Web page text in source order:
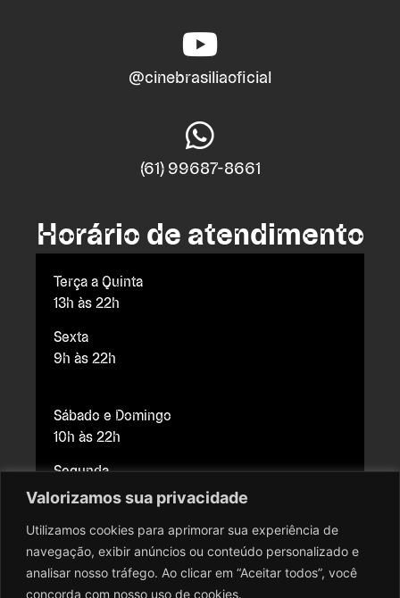
Valorizamos sua privacidade
Utilizamos cookies para aprimorar sua experiência de
navegação, exibir anúncios ou conteúdo personalizado e
analisar nosso tráfego. Ao clicar em “Aceitar todos”, você
concorda com nosso uso de cookies.
@cinebrasiliaoficial
(61) 99687-8661
Horário de atendimento
Terça a Quinta
13h às 22h
Sexta
9h às 22h
Sábado e Domingo
10h às 22h
Segunda
Fechado para manutenção
Copyright © 2026 Cine Brasília. Todos os direitos reservados.
Todo o conteúdo do site, todas as fotos, imagens, logotipos,